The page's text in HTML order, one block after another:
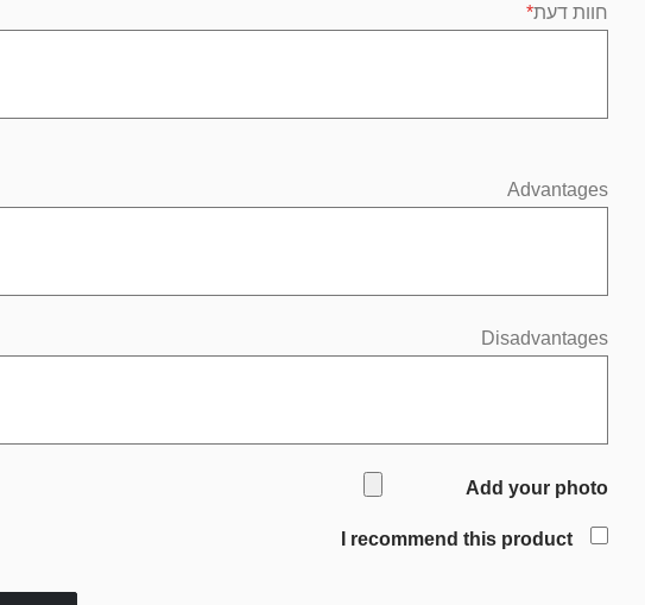
חוות דעת
Advantages
Disadvantages
Add your photo
I recommend this product